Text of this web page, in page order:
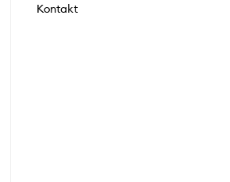
Kontakt